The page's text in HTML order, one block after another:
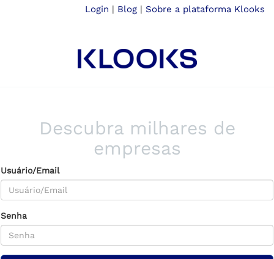
Login | Blog | Sobre a plataforma Klooks
Descubra milhares de
empresas
Usuário/Email
Senha